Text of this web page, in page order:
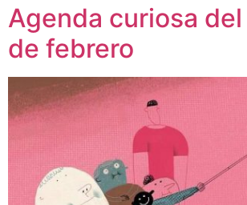
Agenda curiosa del
de febrero